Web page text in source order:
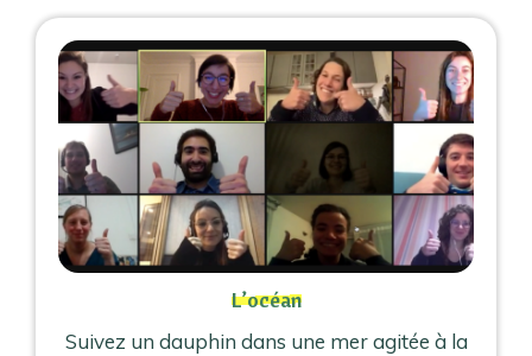
L’océan
Suivez un dauphin dans une mer agitée à la